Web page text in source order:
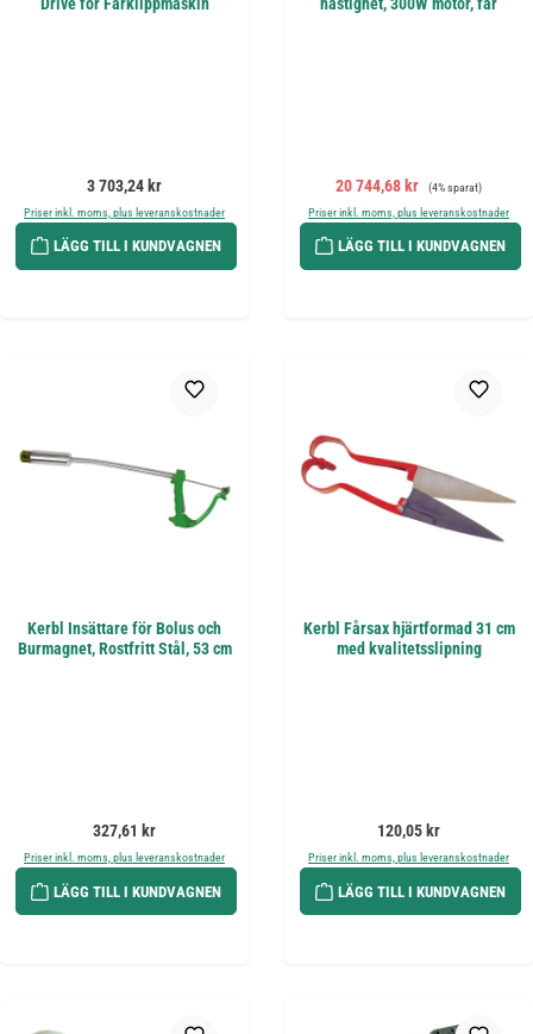
Ordinarie pris:
3 703,24 kr
Priser inkl. moms, plus leveranskostnader
LÄGG TILL I KUNDVAGNEN
Försäljningspris:
20 744,68 kr Ordinarie pris:
(4% sparat)
Priser inkl. moms, plus leveranskostnader
LÄGG TILL I KUNDVAGNEN
Kerbl Insättare för Bolus och
Burmagnet, Rostfritt Stål, 53 cm
Ordinarie pris:
327,61 kr
Priser inkl. moms, plus leveranskostnader
LÄGG TILL I KUNDVAGNEN
Kerbl Fårsax hjärtformad 31 cm
med kvalitetsslipning
Ordinarie pris:
120,05 kr
Priser inkl. moms, plus leveranskostnader
LÄGG TILL I KUNDVAGNEN